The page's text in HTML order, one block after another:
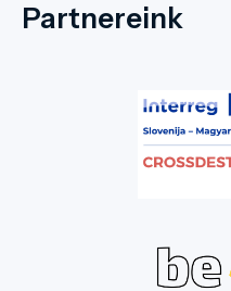
Partnereink